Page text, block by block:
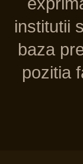
institutii
baza
pozitia